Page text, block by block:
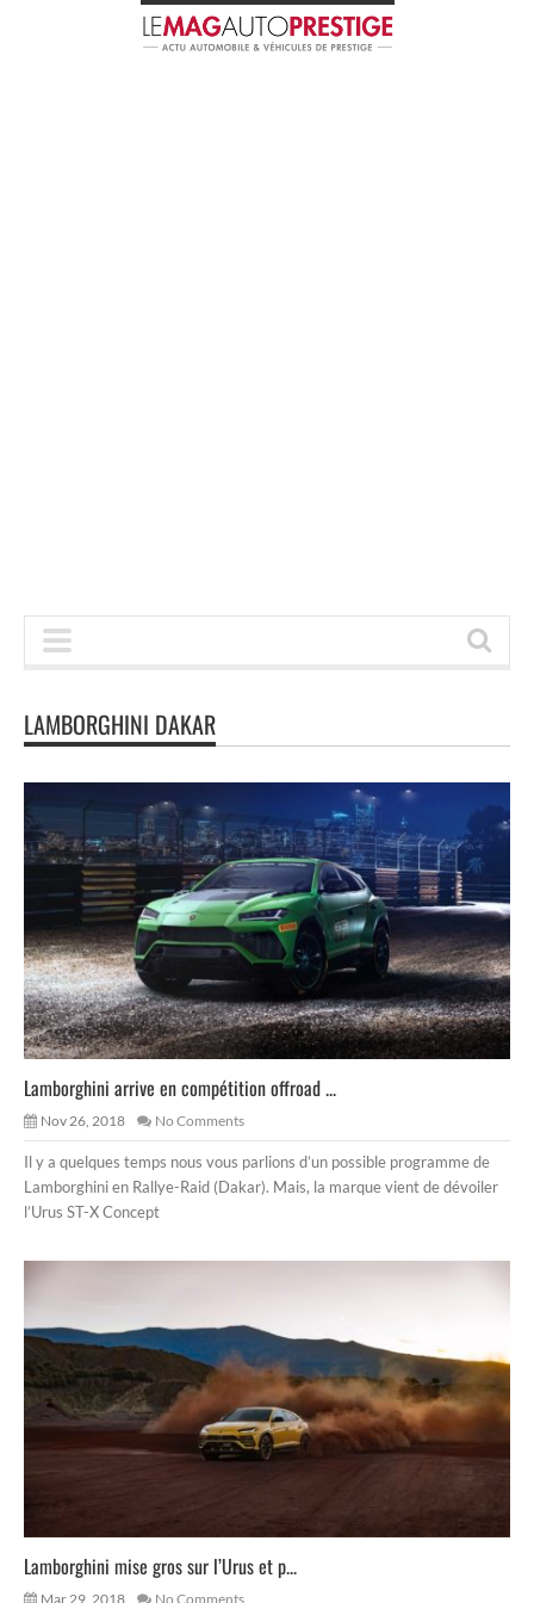
LAMBORGHINI DAKAR
Lamborghini arrive en compétition offroad ...
Nov 26, 2018 No Comments
Il y a quelques temps nous vous parlions d’un possible programme de
Lamborghini en Rallye-Raid (Dakar). Mais, la marque vient de dévoiler
l’Urus ST-X Concept
Lamborghini mise gros sur l’Urus et p...
Mar 29, 2018 No Comments